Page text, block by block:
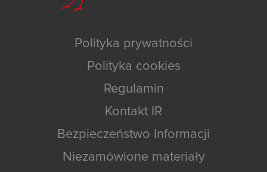
Polityka prywatności
Polityka cookies
Regulamin
Kontakt IR
Bezpieczeństwo Informacji
Niezamówione materiały